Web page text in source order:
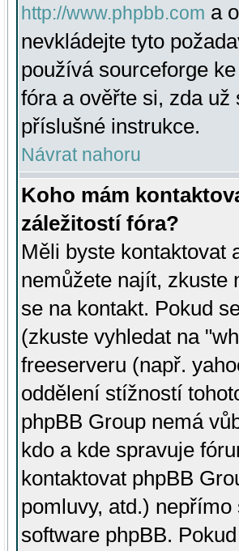
http://www.phpbb.com a
nevkládejte tyto
používá sourceforge
fóra a ověřte si, zda už
příslušné instrukce.
Návrat nahoru
Koho mám
záležitostí fóra?
Měli byste kontaktovat
nemůžete najít, zkuste
se na kontakt. Pokud
(zkuste vyhledat na
freeserveru (např.
oddělení stížností
phpBB Group nemá
kdo a kde spravuje
kontaktovat phpBB
pomluvy, atd.)
software phpBB.